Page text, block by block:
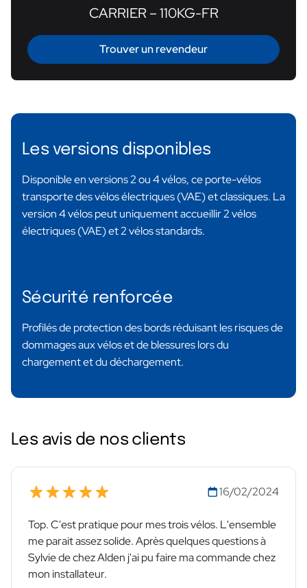
CARRIER – 110KG-FR
Trouver un revendeur
Les versions disponibles
Disponible en versions 2 ou 4 vélos, ce porte-vélos
transporte des vélos électriques (VAE) et classiques. La
version 4 vélos peut uniquement accueillir 2 vélos
électriques (VAE) et 2 vélos standards.
Sécurité renforcée
Profilés de protection des bords réduisant les risques de
dommages aux vélos et de blessures lors du
chargement et du déchargement.
Les avis de nos clients
16/02/2024
Top. C'est pratique pour mes trois vélos. L'ensemble
me parait assez solide. Après quelques questions à
Sylvie de chez Alden j'ai pu faire ma commande chez
mon installateur.